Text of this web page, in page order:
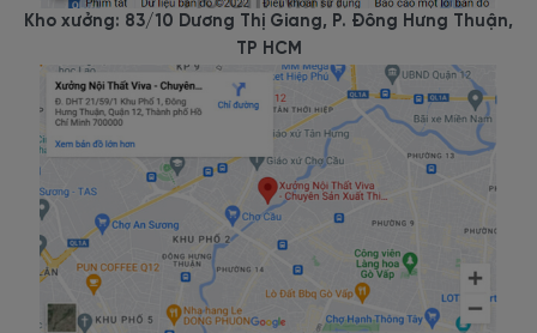
Kho xưởng: 83/10 Dương Thị Giang, P. Đông Hưng Thuận,
TP HCM